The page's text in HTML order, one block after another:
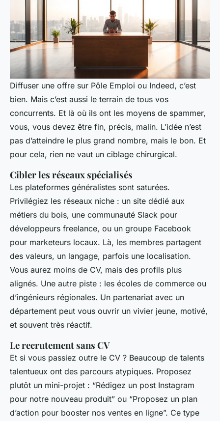
Diffuser une offre sur Pôle Emploi ou Indeed, c’est
bien. Mais c’est aussi le terrain de tous vos
concurrents. Et là où ils ont les moyens de spammer,
vous, vous devez être fin, précis, malin. L’idée n’est
pas d’atteindre le plus grand nombre, mais le bon. Et
pour cela, rien ne vaut un ciblage chirurgical.
Cibler les réseaux spécialisés
Les plateformes généralistes sont saturées.
Privilégiez les réseaux niche : un site dédié aux
métiers du bois, une communauté Slack pour
développeurs freelance, ou un groupe Facebook
pour marketeurs locaux. Là, les membres partagent
des valeurs, un langage, parfois une localisation.
Vous aurez moins de CV, mais des profils plus
alignés. Une autre piste : les écoles de commerce ou
d’ingénieurs régionales. Un partenariat avec un
département peut vous ouvrir un vivier jeune, motivé,
et souvent très réactif.
Le recrutement sans CV
Et si vous passiez outre le CV ? Beaucoup de talents
talentueux ont des parcours atypiques. Proposez
plutôt un mini-projet : “Rédigez un post Instagram
pour notre nouveau produit” ou “Proposez un plan
d’action pour booster nos ventes en ligne”. Ce type